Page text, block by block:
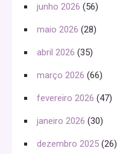
junho 2026 (56)
maio 2026 (28)
abril 2026 (35)
março 2026 (66)
fevereiro 2026 (47)
janeiro 2026 (30)
dezembro 2025 (26)